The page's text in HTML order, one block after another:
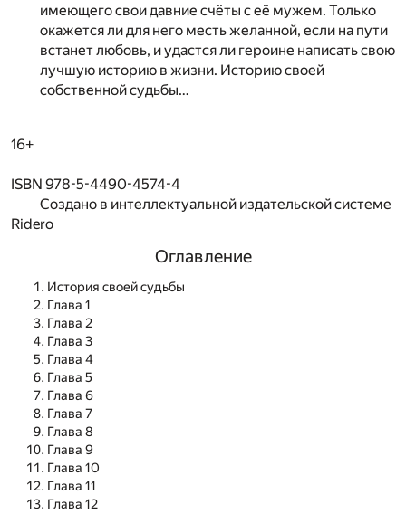
имеющего свои давние счёты с её мужем. Только
окажется ли для него месть желанной, если на пути
встанет любовь, и удастся ли героине написать свою
лучшую историю в жизни. Историю своей
собственной судьбы…
16+
ISBN 978-5-4490-4574-4
Создано в интеллектуальной издательской системе
Ridero
Оглавление
История своей судьбы
Глава 1
Глава 2
Глава 3
Глава 4
Глава 5
Глава 6
Глава 7
Глава 8
Глава 9
Глава 10
Глава 11
Глава 12